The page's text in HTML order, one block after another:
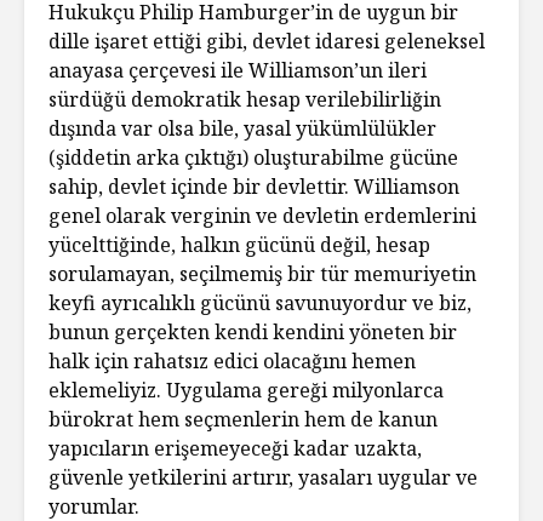
Hukukçu Philip Hamburger’in de uygun bir
dille işaret ettiği gibi, devlet idaresi geleneksel
anayasa çerçevesi ile Williamson’un ileri
sürdüğü demokratik hesap verilebilirliğin
dışında var olsa bile, yasal yükümlülükler
(şiddetin arka çıktığı) oluşturabilme gücüne
sahip, devlet içinde bir devlettir. Williamson
genel olarak verginin ve devletin erdemlerini
yücelttiğinde, halkın gücünü değil, hesap
sorulamayan, seçilmemiş bir tür memuriyetin
keyfi ayrıcalıklı gücünü savunuyordur ve biz,
bunun gerçekten kendi kendini yöneten bir
halk için rahatsız edici olacağını hemen
eklemeliyiz. Uygulama gereği milyonlarca
bürokrat hem seçmenlerin hem de kanun
yapıcıların erişemeyeceği kadar uzakta,
güvenle yetkilerini artırır, yasaları uygular ve
yorumlar.